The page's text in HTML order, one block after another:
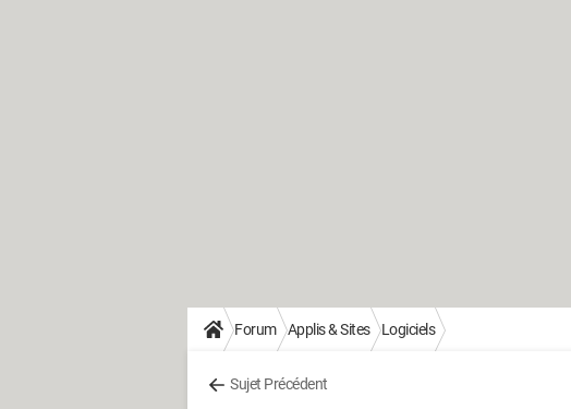
Forum Applis & Sites Logiciels
Sujet Précédent